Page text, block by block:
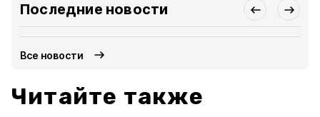
Последние новости
Все новости
Читайте также